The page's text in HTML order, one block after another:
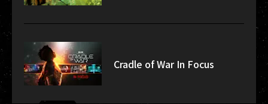
Cradle of War In Focus